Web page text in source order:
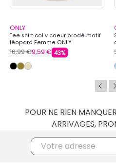
ONLY
Tee shirt col v coeur brodé motif
léopard Femme ONLY
16,99 €9,59 € 43%
POUR NE RIEN
ARRIVAGES,